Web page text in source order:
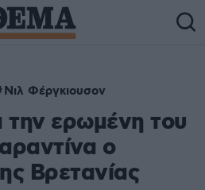
Νιλ Φέργκιουσον
την ερωμένη του
ο
Βρετανίας